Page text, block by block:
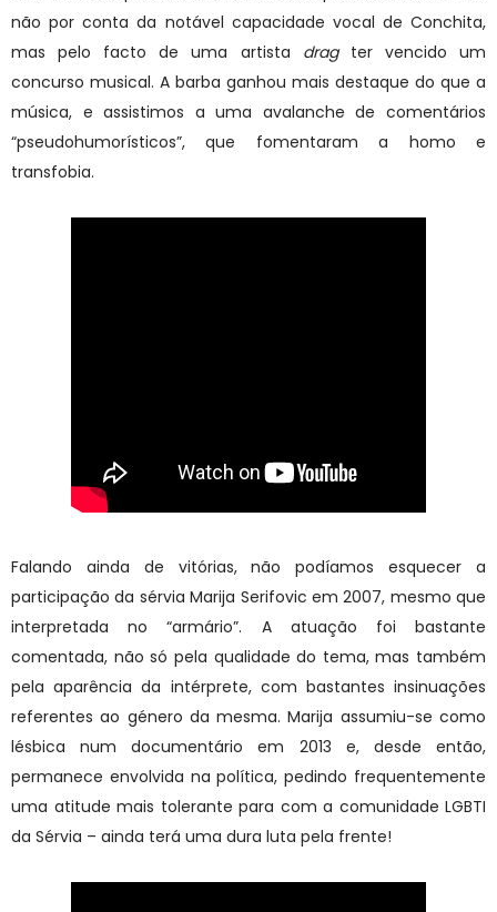
não por conta da notável capacidade vocal de Conchita,
mas pelo facto de uma artista dragter vencido um
concurso musical. A barba ganhou mais destaque do que a
música, e assistimos a uma avalanche de comentários
“pseudohumorísticos”, que fomentaram a homo e
transfobia.
Falando ainda de vitórias, não podíamos esquecer a
participação da sérvia Marija Serifovic em 2007, mesmo que
interpretada no “armário”. A atuação foi bastante
comentada, não só pela qualidade do tema, mas também
pela aparência da intérprete, com bastantes insinuações
referentes ao género da mesma. Marija assumiu-se como
lésbica num documentário em 2013 e, desde então,
permanece envolvida na política, pedindo frequentemente
uma atitude mais tolerante para com a comunidade LGBTI
da Sérvia – ainda terá uma dura luta pela frente!